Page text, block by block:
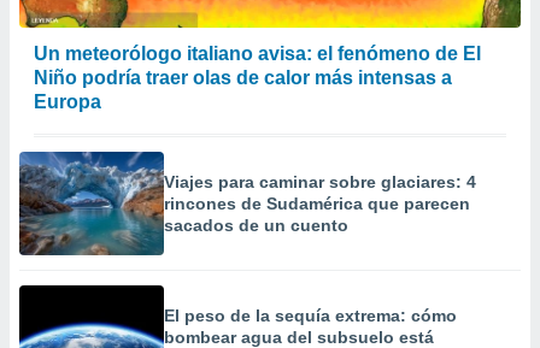
Un meteorólogo italiano avisa: el fenómeno de El
Niño podría traer olas de calor más intensas a
Europa
Viajes para caminar sobre glaciares: 4
rincones de Sudamérica que parecen
sacados de un cuento
El peso de la sequía extrema: cómo
bombear agua del subsuelo está